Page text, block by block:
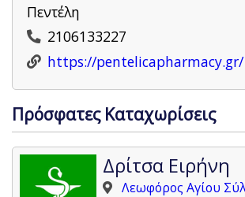
Πεντέλη
2106133227
https://pentelicapharmacy.gr/
Πρόσφατες Καταχωρίσεις
Δρίτσα Ειρήνη
Λεωφόρος Αγίου